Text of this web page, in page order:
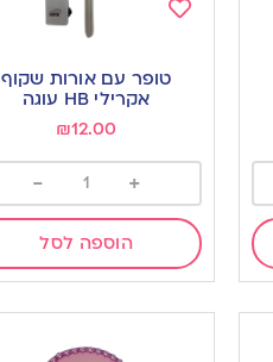
wishlist
טופר עם אורות שקוף
אקרילי HB עוגה
₪12.00
+
-
הוספה לסל